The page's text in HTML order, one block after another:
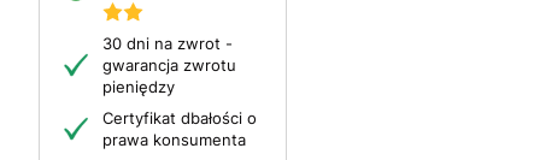
30 dni na zwrot -
gwarancja zwrotu
pieniędzy
Certyfikat dbałości o
prawa konsumenta